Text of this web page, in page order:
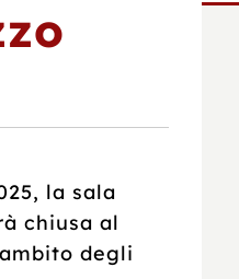
la sala
chiusa al
degli